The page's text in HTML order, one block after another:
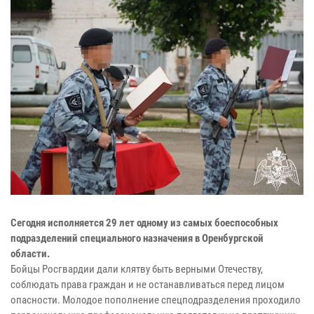
Сегодня исполняется 29 лет одному из самых боеспособных
подразделений специального назначения в Оренбургской
области.
Бойцы Росгвардии дали клятву быть верными Отечеству,
соблюдать права граждан и не останавливаться перед лицом
опасности. Молодое пополнение спецподразделения проходило